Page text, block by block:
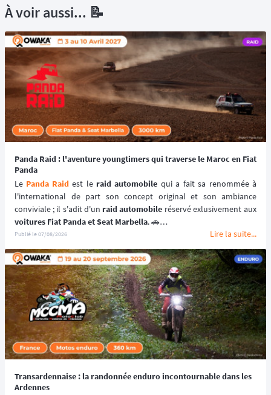
À voir aussi... 📝
Panda Raid : l'aventure youngtimers qui traverse le Maroc en Fiat
Panda
Le Panda Raid est le raid automobile qui a fait sa renommée à
l'international de part son concept original et son ambiance
conviviale ; il s'adit d'un raid automobile
voitures Fiat Panda et Seat Marbella. 🚗
Une véritable aventure offroad qui se déroule au coeur du désert
marocain à bord de véhicules youngtimers. 🚘🌵
📆 Prochaines dates : du 3 au 10 avril 2027.
Publié le07/08/2026 Lire la suite...
Transardennaise : la randonnée enduro incontournable dans les
Ardennes